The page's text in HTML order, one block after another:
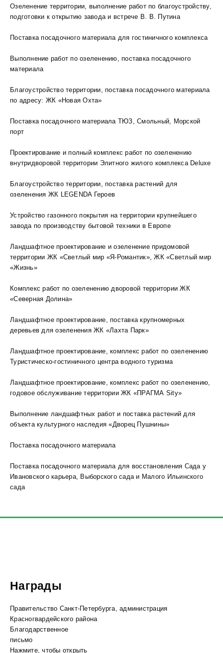
Озеленение территории, выполнение работ по благоустройству,
подготовки к открытию завода и встрече В. В. Путина
Поставка посадочного материала для гостиничного комплекса
Выполнение работ по озеленению, поставка посадочного
материала
Благоустройство территории, поставка посадочного материала
по адресу: ЖК «Новая Охта»
Поставка посадочного материала ТЮЗ, Смольный, Морской
порт
Проектирование и полный комплекс работ по озеленению
внутридворовой территории Элитного жилого комплекса Deluxe
Благоустройство территории, поставка растений для
озеленения ЖК LEGENDA Героев
Устройство газонного покрытия на территории крупнейшего
завода по производству бытовой техники в Европе
Ландшафтное проектирование и озеленение придомовой
территории ЖК «Светлый мир «Я-Романтик», ЖК «Светлый мир
«Жизнь»
Комплекс работ по озеленению дворовой территории ЖК
«Северная Долина»
Ландшафтное проектирование, поставка крупномерных
деревьев для озеленения ЖК «Лахта Парк»
Ландшафтное проектирование, комплекс работ по озеленению
Туристическо-гостиничного центра водного туризма
Ландшафтное проектирование, комплекс работ по озеленению,
годовое обслуживание территории ЖК «ПРАГМА Sity»
Выполнение ландшафтных работ и поставка растений для
объекта культурного наследия «Дворец Пушнины»
Поставка посадочного материала
Поставка посадочного материала для восстановления Сада у
Ивановского карьера, Выборского сада и Малого Ильинского
сада
Награды
Правительство Санкт-Петербурга, администрация
Красногвардейского района
Благодарственное
письмо
Нажмите, чтобы открыть